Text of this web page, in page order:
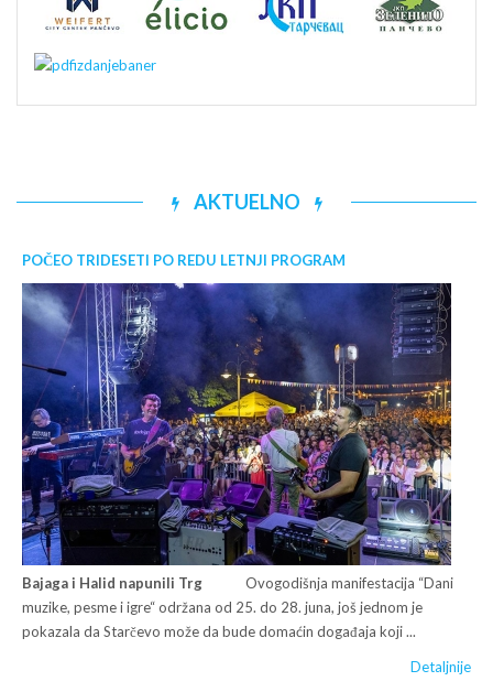
AKTUELNO
POČEO TRIDESETI PO REDU LETNJI PROGRAM
Bajaga i Halid napunili Trg Ovogodišnja manifestacija “Dani
muzike, pesme i igre“ održana od 25. do 28. juna, još jednom je
pokazala da Starčevo može da bude domaćin događaja koji ...
Detaljnije